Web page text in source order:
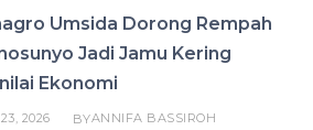
Umsida Dorong Rempah
Jadi Jamu Kering
Ekonomi
2026 BYANNIFA BASSIROH